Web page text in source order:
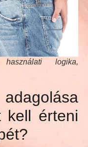
logika,
kell érteni